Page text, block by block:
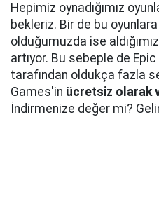
Hepimiz oynadığımız
bekleriz. Bir de bu
olduğumuzda ise
artıyor. Bu sebeple de
tarafından oldukça fazla
Games'in ücretsiz olarak
İndirmenize değer mi?